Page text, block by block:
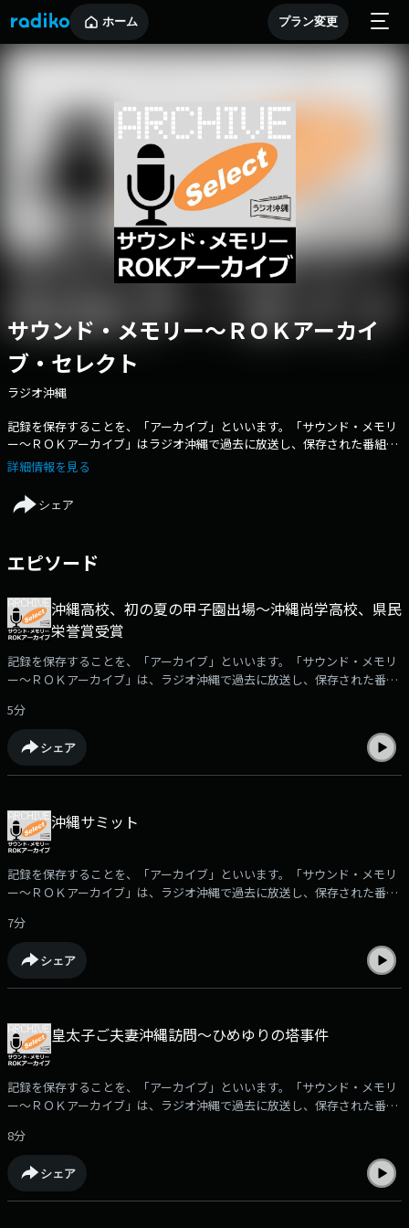
ホーム プラン変更
サウンド・メモリー～ＲＯＫアーカイ
ブ・セレクト
ラジオ沖縄
記録を保存することを、「アーカイブ」といいます。「サウンド・メモリ
ー～ＲＯＫアーカイブ」はラジオ沖縄で過去に放送し、保存された番組や
取材音源を再編集してお届けする番組です。
詳細情報を見る
シェア
エピソード
沖縄高校、初の夏の甲子園出場～沖縄尚学高校、県民
栄誉賞受賞
記録を保存することを、「アーカイブ」といいます。「サウンド・メモリ
ー～ＲＯＫアーカイブ」は、ラジオ沖縄で過去に放送し、保存された番組
ド・メモリー～ROKアーカイブ」の中からさらに厳選した音をお届けしま
す。□沖縄高校が初出場し、夏の甲子園での奮闘を伝える番組と1999年、
春の甲子園で初優勝を果たした沖縄尚学高校への県民栄誉賞授賞式の模様
をお届けします。（2019年7月31日放送）※「サウンド・メモリー～ＲＯ
てのお問合せは、ラジオ沖縄・制作部までお願いいたします。
5分
シェア
沖縄サミット
記録を保存することを、「アーカイブ」といいます。「サウンド・メモリ
ー～ＲＯＫアーカイブ」は、ラジオ沖縄で過去に放送し、保存された番組
ド・メモリー～ROKアーカイブ」の中からさらに厳選した音をお届けしま
す。□2000年7月に開催された「沖縄サミット」の100日前から開催当日ま
での様々な動きをふり返り伝えた、2000年12月30日放送の「2000年重大
ニュース」をお聴きいただきます。（2022年7月27日放送）※「サウン
じます。音源についてのお問合せは、ラジオ沖縄・制作部までお願いいた
します。
7分
シェア
皇太子ご夫妻沖縄訪問～ひめゆりの塔事件
記録を保存することを、「アーカイブ」といいます。「サウンド・メモリ
ー～ＲＯＫアーカイブ」は、ラジオ沖縄で過去に放送し、保存された番組
ド・メモリー～ROKアーカイブ」の中からさらに厳選した音をお届けしま
す。□現在の上皇が皇太子だった、1975年7月17日の皇太子ご夫妻のはじ
めての沖縄訪問を伝えた番組「あの街この村」をお聴きいただきます。
（2024年2月28日放送）※「サウンド・メモリー～ＲＯＫアーカイブ」で
8分
シェア